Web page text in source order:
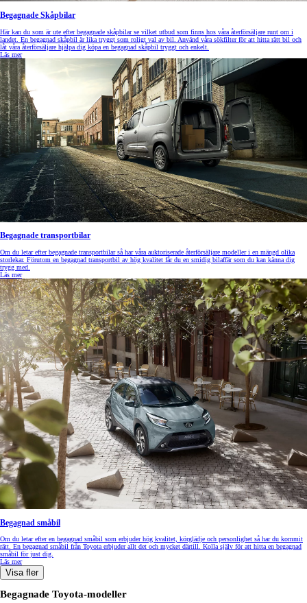
Begagnade Skåpbilar
Här kan du som är ute efter begagnade skåpbilar se vilket utbud som finns hos våra återförsäljare runt om i
landet. En begagnad skåpbil är lika tryggt som roligt val av bil. Använd våra sökfilter för att hitta rätt bil och
låt våra återförsäljare hjälpa dig köpa en begagnad skåpbil tryggt och enkelt.
Läs mer
Begagnade transportbilar
Om du letar efter begagnade transportbilar så har våra auktoriserade återförsäljare modeller i en mängd olika
storlekar. Förutom en begagnad transportbil av hög kvalitet får du en smidig bilaffär som du kan känna dig
trygg med.
Läs mer
Begagnad småbil
Om du letar efter en begagnad småbil som erbjuder hög kvalitet, körglädje och personlighet så har du kommit
rätt. En begagnad småbil från Toyota erbjuder allt det och mycket därtill. Kolla själv för att hitta en begagnad
småbil för just dig.
Läs mer
Visa fler
Begagnade Toyota-modeller